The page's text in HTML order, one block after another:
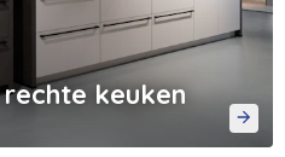
keuken